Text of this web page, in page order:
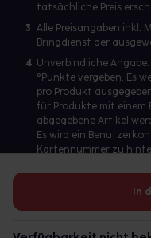
In
tatsächliche Preis
3 Alle Preisangaben inkl.
Bringdienst der
4 Unverbindliche Angabe.
°Punkte vergeben. Es
pro Produkt
für Produkte mit einem
abgegebene Artikel
Es wird ein
Kartennummer zu
Betreiber des Portals und